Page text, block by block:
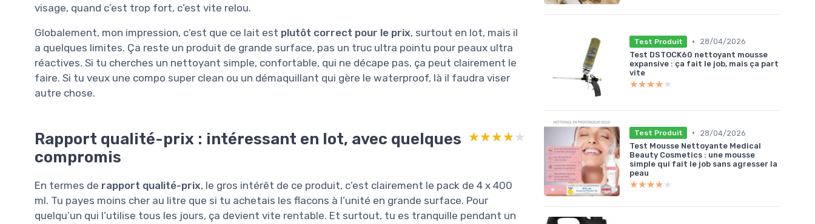
visage, quand c’est trop fort, c’est vite relou.
Globalement, mon impression, c’est que ce lait est plutôt correct pour le prix, surtout en lot, mais il
a quelques limites. Ça reste un produit de grande surface, pas un truc ultra pointu pour peaux ultra
réactives. Si tu cherches un nettoyant simple, confortable, qui ne décape pas, ça peut clairement le
faire. Si tu veux une compo super clean ou un démaquillant qui gère le waterproof, là il faudra viser
autre chose.
Rapport qualité-prix : intéressant en lot, avec quelques
compromis
★★★★★
★★★★★
En termes de rapport qualité-prix, le gros intérêt de ce produit, c’est clairement le pack de 4 x 400
ml. Tu payes moins cher au litre que si tu achetais les flacons à l’unité en grande surface. Pour
quelqu’un qui l’utilise tous les jours, ça devient vite rentable. Et surtout, tu es tranquille pendant un
Test Produit •
28/04/2026
Test DSTOCK60 nettoyant mousse
expansive : ça fait le job, mais ça part
vite
★★★★★
★★★★★
Test Produit •
28/04/2026
Test Mousse Nettoyante Medical
Beauty Cosmetics : une mousse
simple qui fait le job sans agresser la
peau
★★★★★
★★★★★